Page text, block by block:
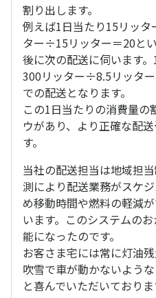
割り出します。
例えば1日当たり15リッ
ター÷15リッター＝20と
後に次の配送に伺います
300リッター÷8.5リッタ
での配送となります。
この1日当たりの消費量
ウがあり、より正確な配
す。
当社の配送担当は地域担
測により配送業務がスケ
め移動時間や燃料の軽減
います。このシステムの
能になったのです。
お客さま宅には常に灯油
吹雪で車が動かないよう
と喜んでいただいておりま